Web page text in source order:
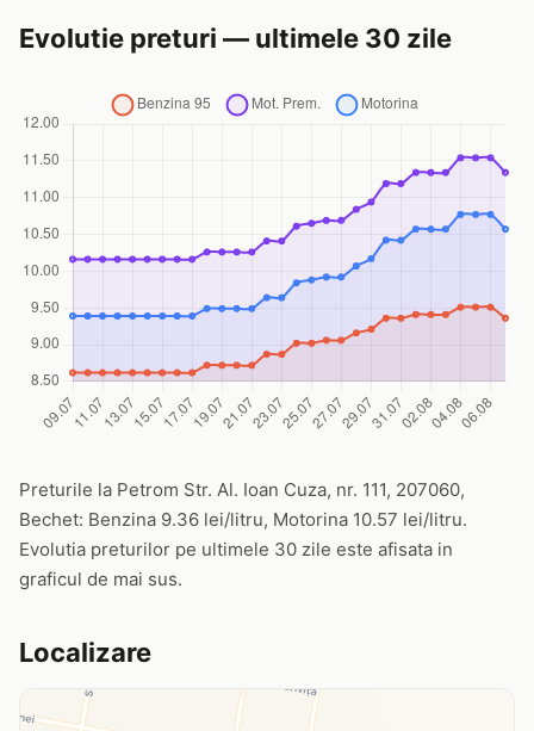
Evolutie preturi — ultimele 30 zile
Preturile la Petrom Str. Al. Ioan Cuza, nr. 111, 207060,
Bechet: Benzina 9.36 lei/litru, Motorina 10.57 lei/litru.
Evolutia preturilor pe ultimele 30 zile este afisata in
graficul de mai sus.
Localizare